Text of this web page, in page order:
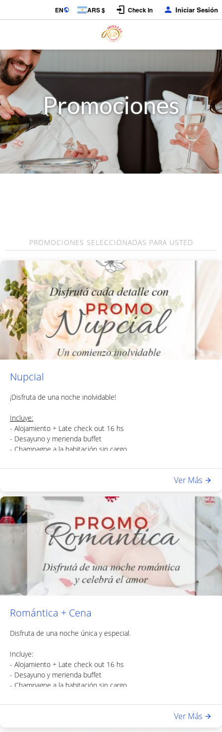
EN ARS $ Check In Iniciar Sesión
Promociones
PROMOCIONES SELECCIONADAS PARA USTED
Nupcial
¡Disfruta de una noche inolvidable!
Incluye:
- Alojamiento + Late check out 16 hs
- Desayuno y merienda buffet
- Champagne a la habitación sin cargo
- Cortesías dulces
- Trago de bienvenida
Ver Más
Romántica + Cena
Disfruta de una noche única y especial.
Incluye:
- Alojamiento + Late check out 16 hs
- Desayuno y merienda buffet
- Champagne a la habitación sin cargo
- Cortesías dulces
- Trago de bienvenida
Ver Más